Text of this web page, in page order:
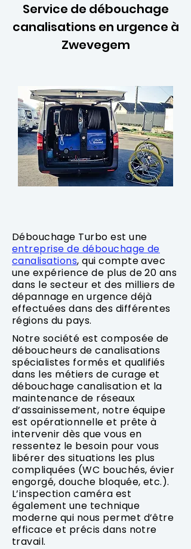
Service de débouchage
canalisations en urgence à
Zwevegem
Débouchage Turbo est une
entreprise de débouchage de
canalisations, qui compte avec
une expérience de plus de 20 ans
dans le secteur et des milliers de
dépannage en urgence déjà
effectuées dans des différentes
régions du pays.
Notre société est composée de
déboucheurs de canalisations
spécialistes formés et qualifiés
dans les métiers de curage et
débouchage canalisation et la
maintenance de réseaux
d’assainissement, notre équipe
est opérationnelle et prête à
intervenir dès que vous en
ressentez le besoin pour vous
libérer des situations les plus
compliquées (WC bouchés, évier
engorgé, douche bloquée, etc.).
L’inspection caméra est
également une technique
moderne qui nous permet d’être
efficace et précis dans notre
travail.